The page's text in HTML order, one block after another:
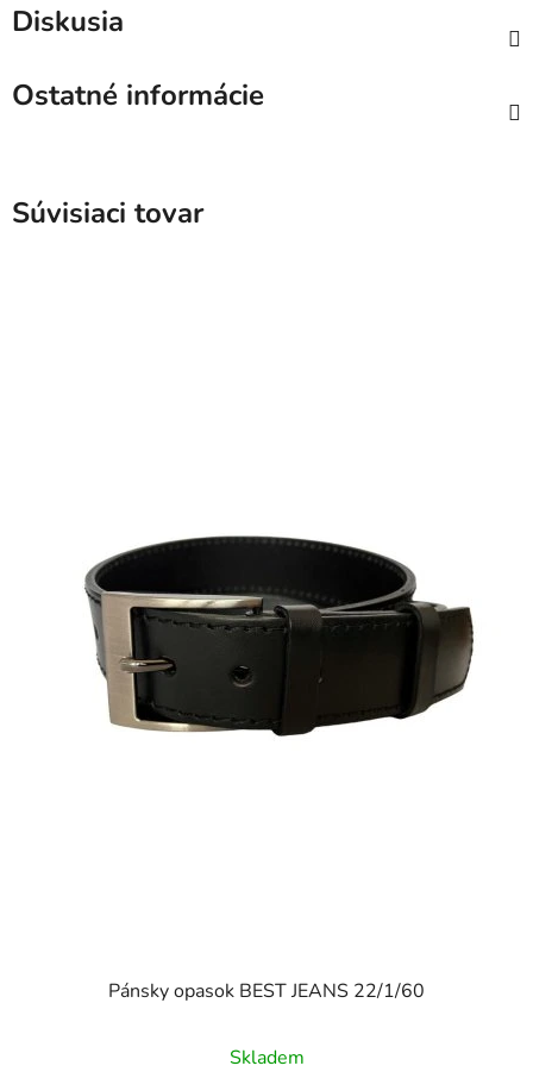
Diskusia
Ostatné informácie
Súvisiaci tovar
Pánsky opasok BEST JEANS 22/1/60
Skladem